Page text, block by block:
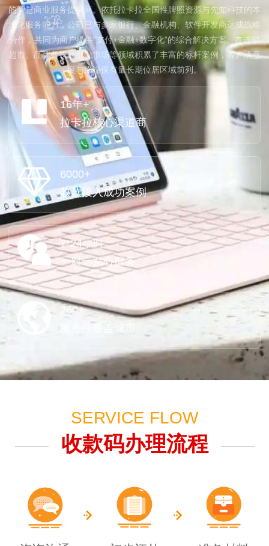
的智慧商业服务提供商。依托拉卡拉全国性牌照资源与先知科技的本
地化服务能力，公司已与多家银行、金融机构、软件开发商达成战略
合作，共同为商户提供“支付+金融+数字化”的综合解决方案。在连锁
超市、品牌餐饮、批发市场等领域积累了丰富的标杆案例，客户满意
度与终端保有量长期位居区域前列。
16年+
拉卡拉核心渠道商
6000+
收款接入成功案例
7*24小时
一对一贴心服务
260+
SERVICE FLOW
收款码办理流程